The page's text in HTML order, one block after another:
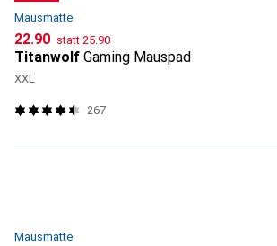
Mausmatte
CHF
22.90 statt CHF
25.90
Titanwolf Gaming Mauspad
XXL
267
Mausmatte